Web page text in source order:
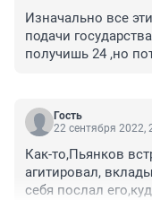
Изначально все
подачи
получишь 24 ,но
Гость
22 сентября 2022,
Как-то,Пьянков
агитировал,
себя послал